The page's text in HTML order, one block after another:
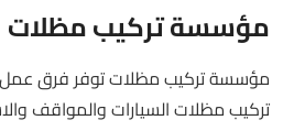
مؤسسة تركيب مظلات
مؤسسة تركيب مظلات توفر فرق عمل
تركيب مظلات السيارات والمواقف